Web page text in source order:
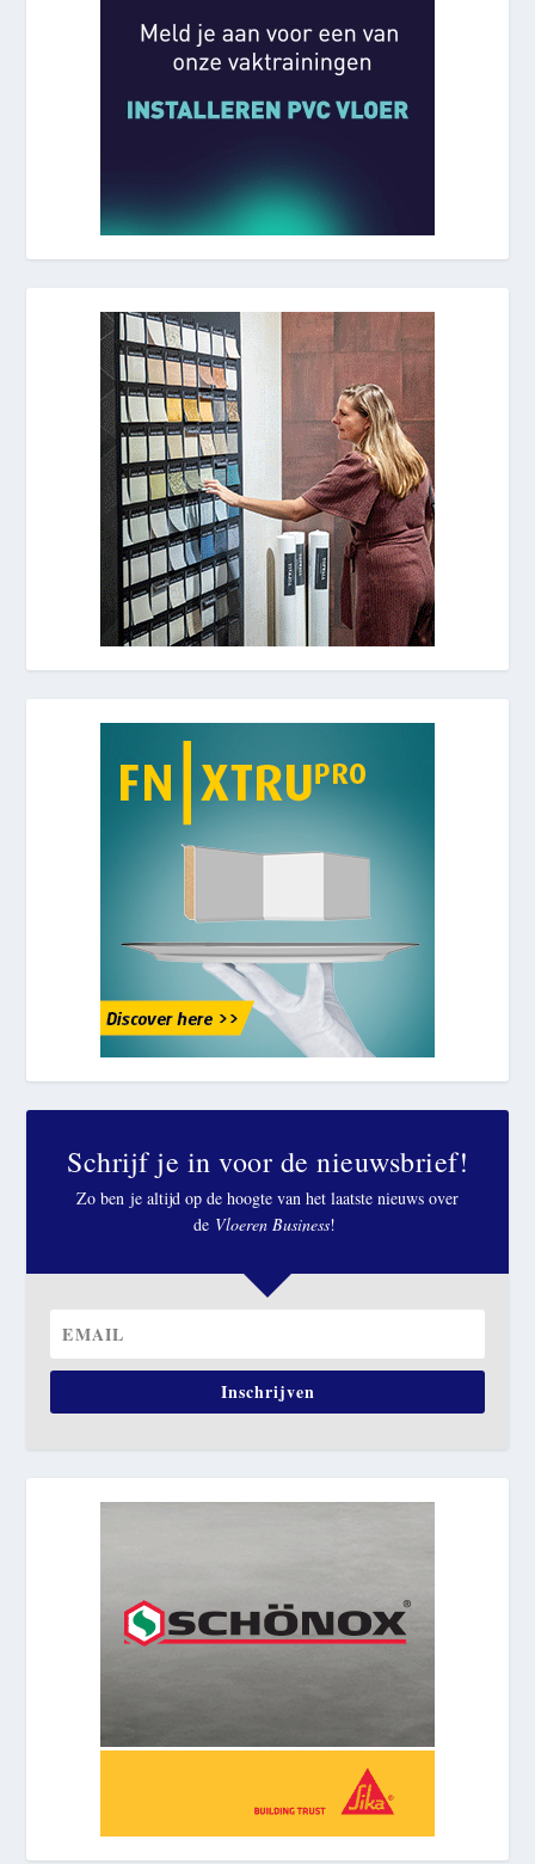
Schrijf je in voor de nieuwsbrief!
Zo ben je altijd op de hoogte van het laatste nieuws over
de Vloeren Business!
Inschrijven